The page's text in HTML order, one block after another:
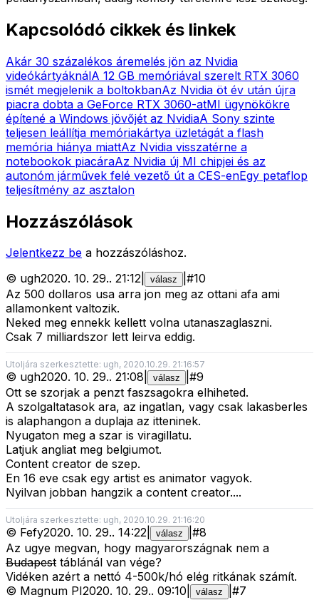
Kapcsolódó cikkek és linkek
Akár 30 százalékos áremelés jön az Nvidia
videókártyáknálA 12 GB memóriával szerelt RTX 3060
ismét megjelenik a boltokbanAz Nvidia öt év után újra
piacra dobta a GeForce RTX 3060-atMI ügynökökre
építené a Windows jövőjét az NvidiaA Sony szinte
teljesen leállítja memóriakártya üzletágát a flash
memória hiánya miattAz Nvidia visszatérne a
notebookok piacáraAz Nvidia új MI chipjei és az
autonóm járművek felé vezető út a CES-enEgy petaflop
teljesítmény az asztalon
Hozzászólások
Jelentkezz be a hozzászóláshoz.
© ugh2020. 10. 29.. 21:12 válasz #10
Az 500 dollaros usa arra jon meg az ottani afa ami
allamonkent valtozik.
Neked meg ennekk kellett volna utanaszaglaszni.
Csak 7 milliardszor lett leirva eddig.
Utoljára szerkesztette: ugh, 2020.10.29. 21:16:57
© ugh2020. 10. 29.. 21:08 válasz #9
Ott se szorjak a penzt faszsagokra elhiheted.
A szolgaltatasok ara, az ingatlan, vagy csak lakasberles
is alaphangon a duplaja az itteninek.
Nyugaton meg a szar is viragillatu.
Latjuk angliat meg belgiumot.
Content creator de szep.
En 16 eve csak egy artist es animator vagyok.
Nyilvan jobban hangzik a content creator....
Utoljára szerkesztette: ugh, 2020.10.29. 21:16:20
© Fefy2020. 10. 29.. 14:22 válasz #8
Az ugye megvan, hogy magyarországnak nem a
Budapest táblánál van vége?
Vidéken azért a nettó 4-500k/hó elég ritkának számít.
© Magnum PI2020. 10. 29.. 09:10 válasz #7